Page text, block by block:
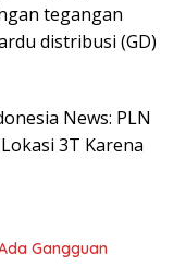
tegangan
distribusi (GD)
News: PLN
3T Karena
Gangguan